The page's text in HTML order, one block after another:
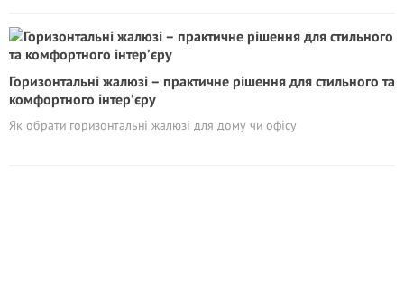
Горизонтальні жалюзі – практичне рішення для стильного та
комфортного інтер’єру
Як обрати горизонтальні жалюзі для дому чи офісу